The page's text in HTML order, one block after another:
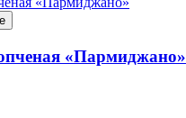
«Пармиджано»